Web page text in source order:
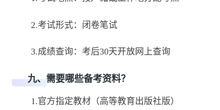
2.考试形式：闭卷笔试
3.成绩查询：考后30天开放网上查询
九、需要哪些备考资料？
1.官方指定教材（高等教育出版社版）